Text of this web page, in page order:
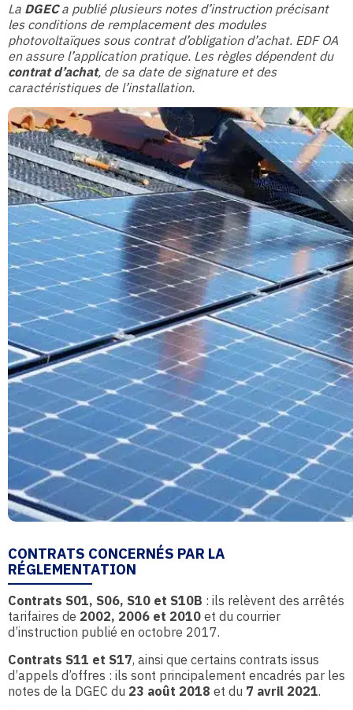
La DGECa publié plusieurs notes d’instruction précisant
les conditions de remplacement des modules
photovoltaïques sous contrat d’obligation d’achat. EDF OA
en assure l’application pratique. Les règles dépendent du
contrat d’achat, de sa date de signature et des
caractéristiques de l’installation.
CONTRATS CONCERNÉS PAR LA
RÉGLEMENTATION
Contrats S01, S06, S10 et S10B : ils relèvent des arrêtés
tarifaires de 2002, 2006 et 2010 et du courrier
d’instruction publié en octobre 2017.
Contrats S11 et S17, ainsi que certains contrats issus
d’appels d’offres : ils sont principalement encadrés par les
notes de la DGEC du 23 août 2018 et du 7 avril 2021.